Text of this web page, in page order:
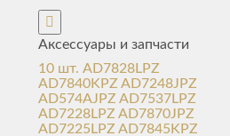
Аксессуары и запчасти
10 шт. AD7828LPZ
AD7840KPZ AD7248JPZ
AD574AJPZ AD7537LPZ
AD7228LPZ AD7870JPZ
AD7225LPZ AD7845KPZ